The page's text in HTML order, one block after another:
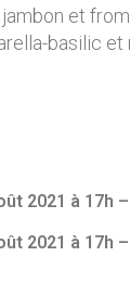
et
basilic et
2021 à 17h –
2021 à 17h –